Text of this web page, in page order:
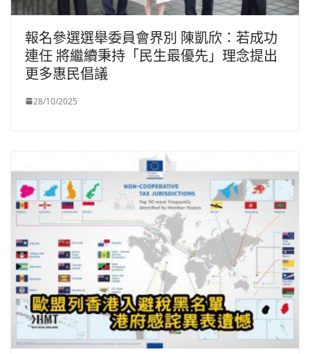
報名參選選舉委員會界別 陳凱欣：若成功
連任 將繼續秉持「民生最優先」理念提出
更多惠民倡議
28/10/2025